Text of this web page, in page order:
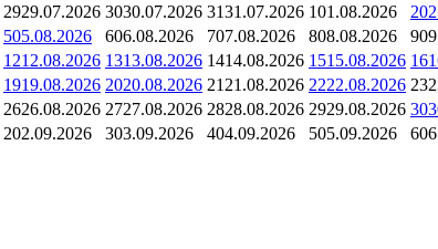
2929.07.2026 3030.07.2026 3131.07.2026 101.08.2026 2
505.08.2026 606.08.2026 707.08.2026 808.08.2026 9
1212.08.2026 1313.08.2026 1414.08.2026 1515.08.2026 16
1919.08.2026 2020.08.2026 21 21.08.2026 2222.08.2026 23
2626.08.2026 2727.08.2026 2828.08.2026 2929.08.2026 30
202.09.2026 303.09.2026 404.09.2026 505.09.2026 6